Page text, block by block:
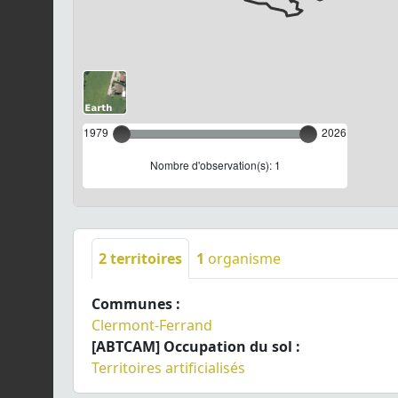
1979 2026
Nombre d'observation(s): 1
2territoires 1 organisme
Communes :
Clermont-Ferrand
[ABTCAM] Occupation du sol :
Territoires artificialisés